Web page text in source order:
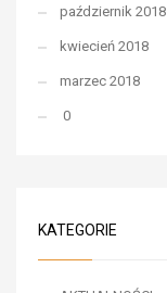
październik 2018
kwiecień 2018
marzec 2018
0
KATEGORIE